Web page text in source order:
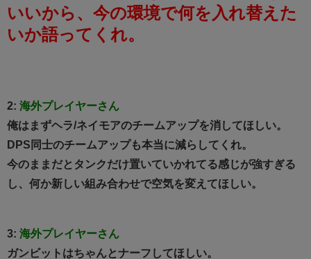
いいから、今の環境で何を入れ替えた
いか語ってくれ。
2: 海外プレイヤーさん
俺はまずヘラ/ネイモアのチームアップを消してほしい。
DPS同士のチームアップも本当に減らしてくれ。
今のままだとタンクだけ置いていかれてる感じが強すぎる
し、何か新しい組み合わせで空気を変えてほしい。
3: 海外プレイヤーさん
ガンビットはちゃんとナーフしてほしい。